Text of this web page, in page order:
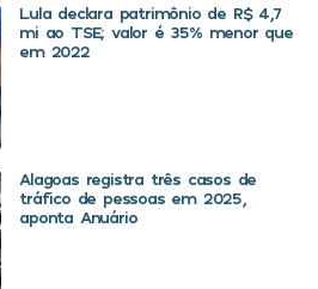
Lula declara patrimônio de R$ 4,7
mi ao TSE; valor é 35% menor que
em 2022
Alagoas registra três casos de
tráfico de pessoas em 2025,
aponta Anuário